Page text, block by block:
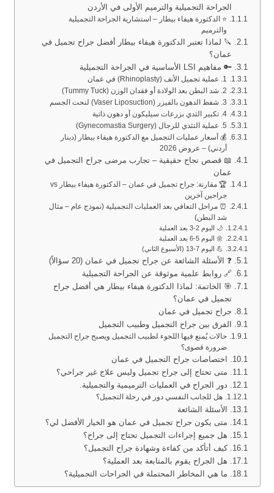
الجراحة التجميلية والترميم الأولى في الأردن
⭐ الدكتورة هيفاء بيطار – استشارية الجراحة التجميلية
والترميم
🔪 لماذا تعتبر الدكتورة هيفاء بيطار أفضل جراح تجميل في
عمان؟
🔑 مفاهيم LSI الأساسية في الجراحة التجميلية
1. عملية تجميل الأنف (Rhinoplasty) في عمان
2. شد البطن بعد الولادة أو فقدان الوزن (Tummy Tuck)
3. شفط الدهون بالفيزر (Vaser Liposuction) لنحت الجسم
4. تكبير الثدي بزرعات سيليكون أو دهون ذاتية
5. عملية التثدي للرجال (Gynecomastia Surgery)
💰 أسعار عمليات التجميل مع الدكتورة هيفاء بيطار (دينار
أردني) – عروض 2026
📖 قصص نجاح حقيقية – تجارب مرضى جراح التجميل في
عمان
🏆 مقارنة: جراح تجميل في عمان – الدكتورة هيفاء بيطار vs
جراحين آخرين
⏰ مراحل التعافي بعد العمليات التجميلية (نموذج عام – مثال
شد البطن)
🌙 اليوم 2-3 بعد العملية
🌼 اليوم 5-6 بعد العملية
💪 اليوم 7-13 (الأسبوع الثاني)
❓ الأسئلة الشائعة عن جراح تجميل في عمان (20 سؤالاً)
🔗 روابط علمية موثوقة عن الجراحة التجميلية
🎯 الخاتمة: لماذا الدكتورة هيفاء بيطار هي أفضل جراح
تجميل في عمان؟
جراح تجميل في عمان
الفرق بين جراح التجميل وطبيب التجميل
حالات يُمنع فيها اللجوء لطبيب التجميل ويصبح جراح التجميل
ضرورة قصوى؟
اختصاصات جراح التجميل في عمان
متى تحتاج إلى جراح تجميل وليس علاج غير جراحي؟
دور الجراح في العمليات الترميمية والتجميلية.
هل للجانب النفسي دور في رحلة التجميل؟
الأسئلة الشائعة
متى يكون جراح تجميل في عمان هو الخيار الأفضل لي؟
هل جميع إجراءات التجميل تحتاج إلى جراح؟
كيف أتأكد من كفاءة وشهادة جراح التجميل؟
هل الجراح يقوم بالمتابعة بعد العملية؟
ما هي المخاطر المحتملة في الجراحات التجميلية؟